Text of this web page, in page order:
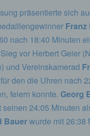
präsentierte sich
Franz
nach 18:40 Minuten
vor Herbert Geier
und Vereinskamerad
den die Uhren nach
feiern konnte. Georg
24:05 Minuten
Bauerwurde mit 26:38
Weise und
oder einer
bestätigenden
der Verarbeitung der
Daten